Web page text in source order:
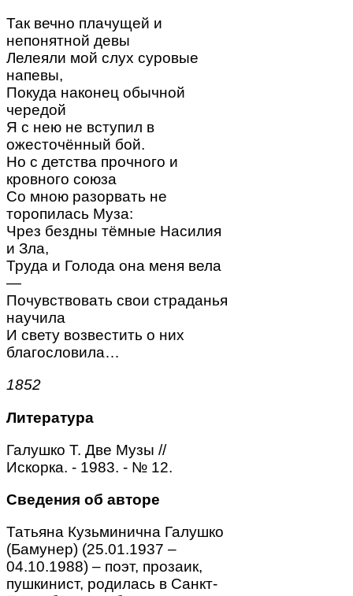
Так вечно плачущей и
непонятной девы
Лелеяли мой слух суровые
напевы,
Покуда наконец обычной
чередой
Я с нею не вступил в
ожесточённый бой.
Но с детства прочного и
кровного союза
Со мною разорвать не
торопилась Муза:
Чрез бездны тёмные Насилия
и Зла,
Труда и Голода она меня вела
—
Почувствовать свои страданья
научила
И свету возвестить о них
благословила…
1852
Литература
Галушко Т. Две Музы //
Искорка. - 1983. - № 12.
Сведения об авторе
Татьяна Кузьминична Галушко
(Бамунер) (25.01.1937 –
04.10.1988) – поэт, прозаик,
пушкинист, родилась в Санкт-